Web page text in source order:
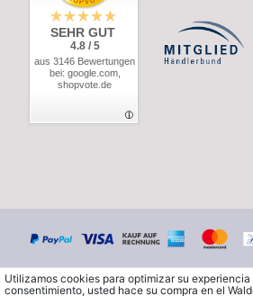
SEHR GUT
4.8 / 5
aus 3146 Bewertungen
bei: google.com,
shopvote.de
Utilizamos cookies para optimizar su
consentimiento, usted hace su compra en el